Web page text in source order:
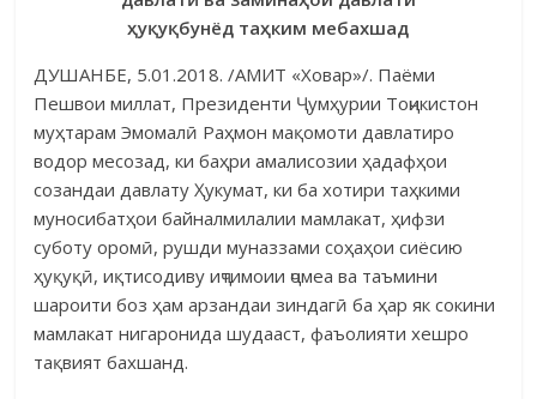
ҳуқуқбунёд таҳким мебахшад
ДУШАНБЕ, 5.01.2018. /АМИТ «Ховар»/. Паёми
Пешвои миллат, Президенти Ҷумҳурии Тоҷикистон
муҳта­рам Эмомалӣ Раҳмон мақомоти давлатиро
водор месозад, ки баҳри амалисозии ҳадафҳои
созандаи давлату Ҳукумат, ки ба хотири таҳкими
муносибатҳои байналмилалии мамлакат, ҳифзи
суботу оромӣ, рушди муназзами соҳаҳои сиёсию
ҳуқуқӣ, иқтисодиву иҷтимоии ҷомеа ва таъмини
шароити боз ҳам арзандаи зиндагӣ ба ҳар як сокини
мамлакат нигаронида шудааст, фаъолияти хешро
тақвият бахшанд.